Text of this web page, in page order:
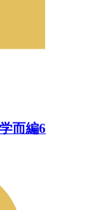
而編6